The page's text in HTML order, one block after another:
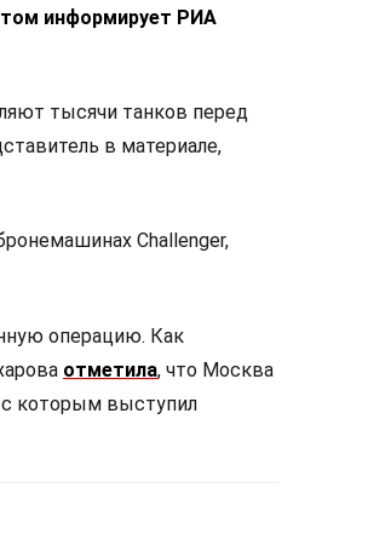
информирует РИА
тысячи танков перед
в материале,
Challenger,
операцию. Как
отметила, что Москва
с которым выступил